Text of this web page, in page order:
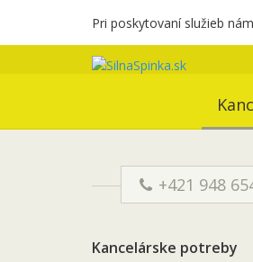
Pri poskytovaní služieb
+421 948
Kancelárske potreby